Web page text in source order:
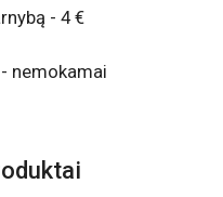
- 4 €
nemokamai